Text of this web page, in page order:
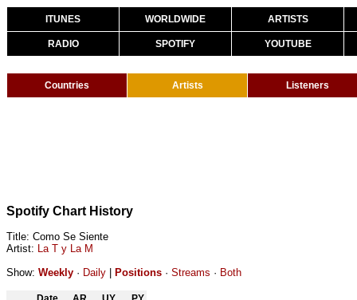
ITUNES WORLDWIDE ARTISTS
RADIO SPOTIFY YOUTUBE
Countries Artists Listeners
Spotify Chart History
Title: Como Se Siente
Artist: La T y La M
Show: Weekly · Daily Positions · Streams · Both